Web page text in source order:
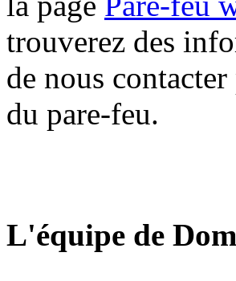
trouverez des
de nous
du pare-feu.
L'équipe de